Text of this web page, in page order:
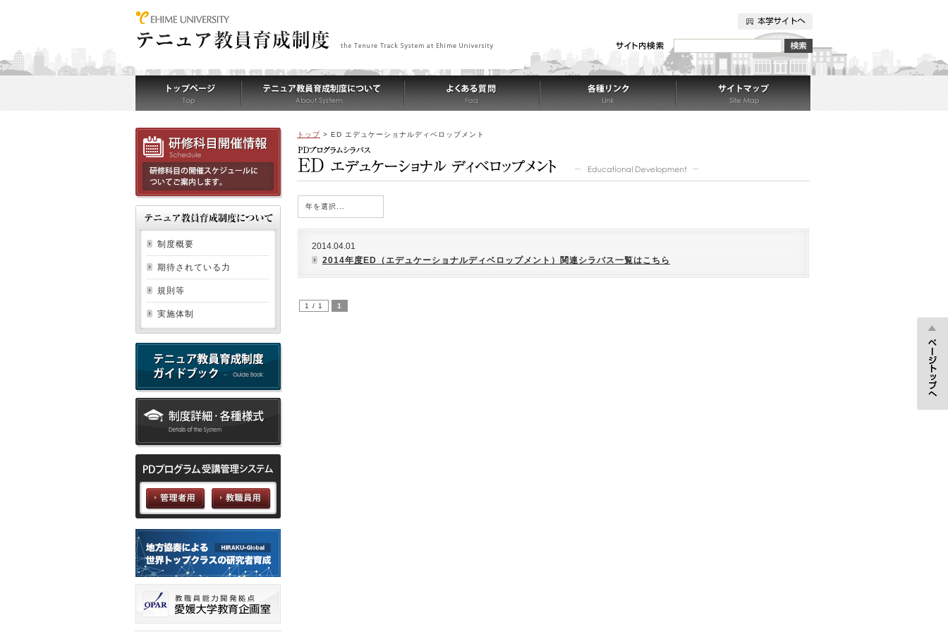
トップ > ED エデュケーショナルディベロップメント
年を選択...
2014.04.01
2014年度ED（エデュケーショナルディベロップメント）関連シラバス一覧はこちら
1 / 1 1
制度概要
期待されている力
規則等
実施体制